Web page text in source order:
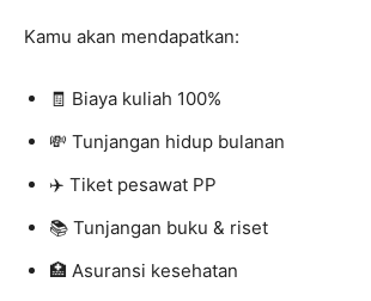
Kamu akan mendapatkan:
🧾 Biaya kuliah 100%
💸 Tunjangan hidup bulanan
✈️ Tiket pesawat PP
📚 Tunjangan buku & riset
🏥 Asuransi kesehatan